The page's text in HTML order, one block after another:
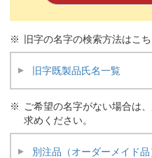
旧字の名字の検索方法はこ
旧字既製品氏名一覧
ご希望の名字がない場合は
求めください。
別注品（オーダーメイド品